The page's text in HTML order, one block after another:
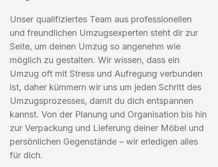
Unser qualifiziertes Team aus professionellen
und freundlichen Umzugsexperten steht dir zur
Seite, um deinen Umzug so angenehm wie
möglich zu gestalten. Wir wissen, dass ein
Umzug oft mit Stress und Aufregung verbunden
ist, daher kümmern wir uns um jeden Schritt des
Umzugsprozesses, damit du dich entspannen
kannst. Von der Planung und Organisation bis hin
zur Verpackung und Lieferung deiner Möbel und
persönlichen Gegenstände – wir erledigen alles
für dich.